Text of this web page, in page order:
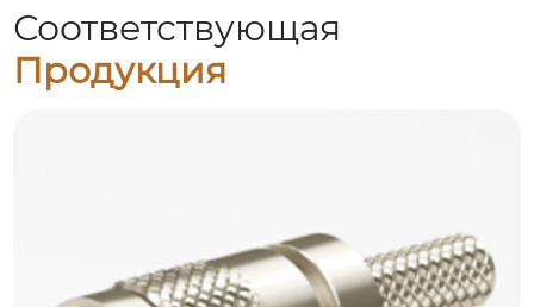
Соответствующая
Продукция